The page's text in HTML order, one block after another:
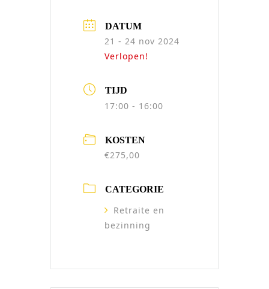
DATUM
21 - 24 nov 2024
Verlopen!
TIJD
17:00 - 16:00
KOSTEN
€275,00
CATEGORIE
Retraite en
bezinning